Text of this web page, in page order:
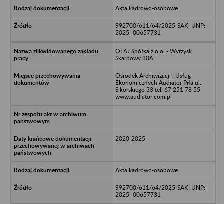
Akta kadrowo-osobowe
992700/611/64/2025-SAK; UNP:
2025- 00657731
OLAJ Spółka z o.o. - Wyrzysk
Skarbowy 30A
Ośrodek Archiwizacji i Usług
Ekonomicznych Audiator Piła ul.
Sikorskiego 33 tel. 67 251 78 55
www.audiator.com.pl
2020-2025
Akta kadrowo-osobowe
992700/611/64/2025-SAK; UNP:
2025- 00657731